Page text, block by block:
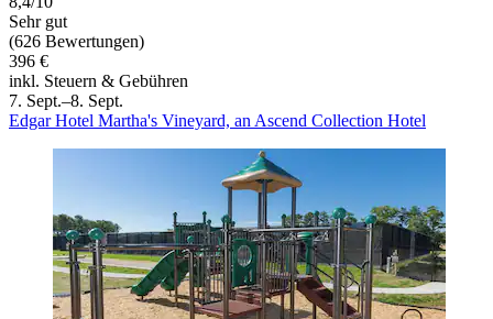
Sehr gut
(626 Bewertungen)
396 €
inkl. Steuern & Gebühren
7. Sept.–8. Sept.
Edgar Hotel Martha's Vineyard, an Ascend Collection Hotel